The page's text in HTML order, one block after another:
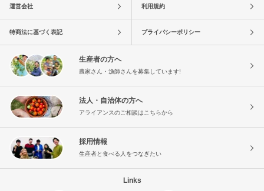
運営会社 利用規約
特商法に基づく表記 プライバシーポリシー
生産者の方へ
農家さん・漁師さんを募集しています!
法人・自治体の方へ
アライアンスのご相談はこちらから
採用情報
生産者と食べる人をつなぎたい
Links